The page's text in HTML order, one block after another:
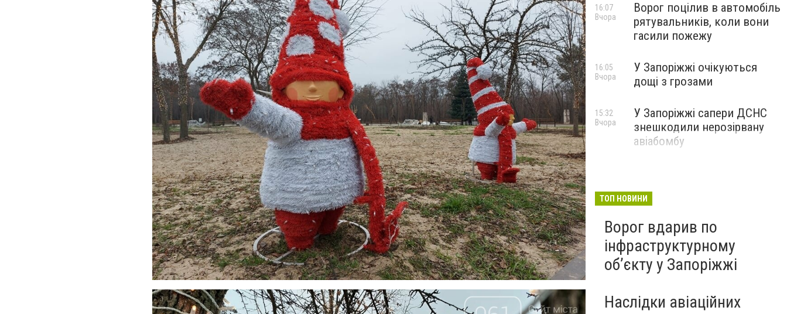
Ворог поцілив в автомобіль
рятувальників, коли вони
гасили пожежу
16:07
Вчора
У Запоріжжі очікуються
дощі з грозами
16:05
Вчора
У Запоріжжі сапери ДСНС
знешкодили нерозірвану
авіабомбу
15:32
Вчора
ТОП НОВИНИ
Ворог вдарив по
інфраструктурному
обʼєкту у Запоріжжі
Наслідки авіаційних